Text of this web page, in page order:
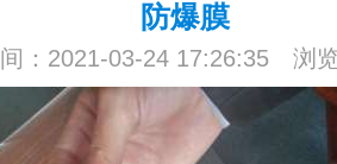
防爆膜
：2021-03-24 17:26:35 浏